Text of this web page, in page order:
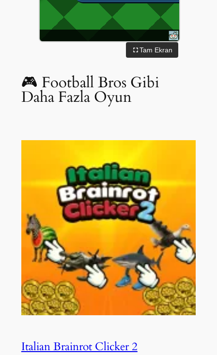
Tam Ekran
🎮 Football Bros Gibi
Daha Fazla Oyun
Italian Brainrot Clicker 2